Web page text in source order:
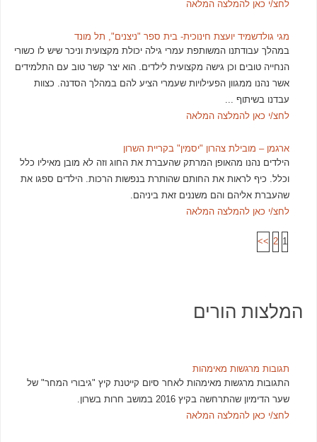
המלצות הורים
תגובות מרגשות מאימהות
התגובות מרגשות מאימהות לאחר סיום קייטנת קיץ "גיבורי המחר" של
שער הדימיון שהתרחשה בקיץ 2016 במושב חרות בשרון.
לחצ/י כאן להמלצה המלאה
לחצ/י כאן להמלצה המלאה
מגי גולדשמיד יועצת חינוכית- בית ספר "ניצנים", תל מונד
במהלך עבודתנו המשותפת עמרי גילה יכולת מקצועית וניכר שיש לו כשורי
הנחייה טובים וכן גישה מקצועית לילדים. הוא יצר קשר טוב עם התלמידים
אשר נהנו ממגוון הפעילויות שעמרי הציע להם במהלך הסדנה. כצוות
עבדנו בשיתוף ...
לחצ/י כאן להמלצה המלאה
ארגמן – מובילת צהרון "יסמין" בקריית השרון
הילדים נהנו מהאופן המרתק שהעברת את החוג וזה לא מובן מאיליו כלל
וכלל. כיף לראות את החותם שהותרת בנפשות הרכות. הילדים ספגו את
שהעברת אליהם והם משננים זאת ביניהם.
לחצ/י כאן להמלצה המלאה
1
2
>>